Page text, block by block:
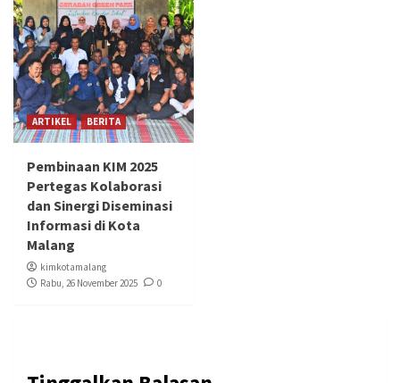
ARTIKEL BERITA
Pembinaan KIM 2025
Pertegas Kolaborasi
dan Sinergi Diseminasi
Informasi di Kota
Malang
kimkotamalang
Rabu, 26 November 2025
0